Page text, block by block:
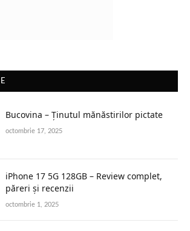
Bucovina – Ținutul mănăstirilor pictate
octombrie 17, 2025
iPhone 17 5G 128GB – Review complet,
păreri și recenzii
octombrie 1, 2025